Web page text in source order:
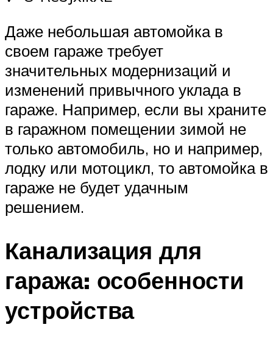
Даже небольшая автомойка в
своем гараже требует
значительных модернизаций и
изменений привычного уклада в
гараже. Например, если вы храните
в гаражном помещении зимой не
только автомобиль, но и например,
лодку или мотоцикл, то автомойка в
гараже не будет удачным
решением.
Канализация для
гаража: особенности
устройства